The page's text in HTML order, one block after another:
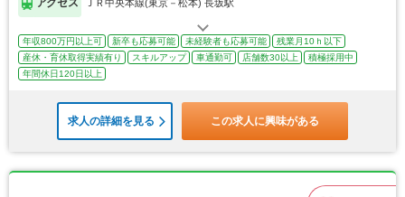
アクセス ＪＲ中央本線(東京－松本) 長坂駅
年収800万円以上可 新卒も応募可能 未経験者も応募可能
残業月10ｈ以下
産休・育休取得実績有り
スキルアップ 車通勤可 店舗数30以上
積極採用中
年間休日120日以上
求人の詳細を見る この求人に興味がある